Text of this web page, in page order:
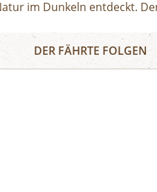
im Dunkeln entdeckt.
in Europa. Sich hier
Licht zurecht zu finden,
im Nationalpark
DER FÄHRTE FOLGEN